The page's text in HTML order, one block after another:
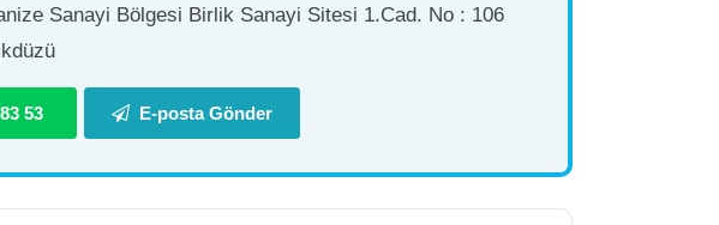
Sanayi Bölgesi Birlik Sanayi Sitesi 1.Cad. No : 106
53 E-posta Gönder